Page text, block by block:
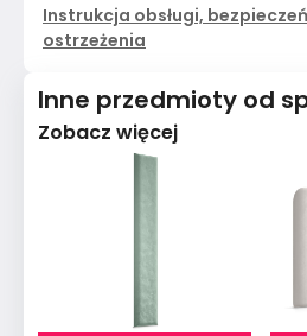
Instrukcja obsługi,
ostrzeżenia
Inne przedmioty od
Zobacz więcej